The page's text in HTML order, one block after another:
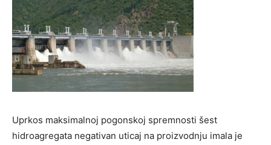
Uprkos maksimalnoj pogonskoj spremnosti šest
hidroagregata negativan uticaj na proizvodnju imala je